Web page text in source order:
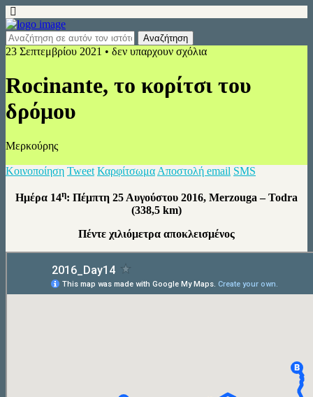
23 Σεπτεμβρίου 2021 • δεν υπαρχουν σχόλια
Rocinante, το κορίτσι του
δρόμου
Μερκούρης
Κοινοποίηση Tweet Καρφίτσωμα Αποστολή email SMS
Ημέρα 14η: Πέμπτη 25 Αυγούστου 2016, Μerzouga – Todra
(338,5 km)
Πέντε χιλιόμετρα αποκλεισμένος